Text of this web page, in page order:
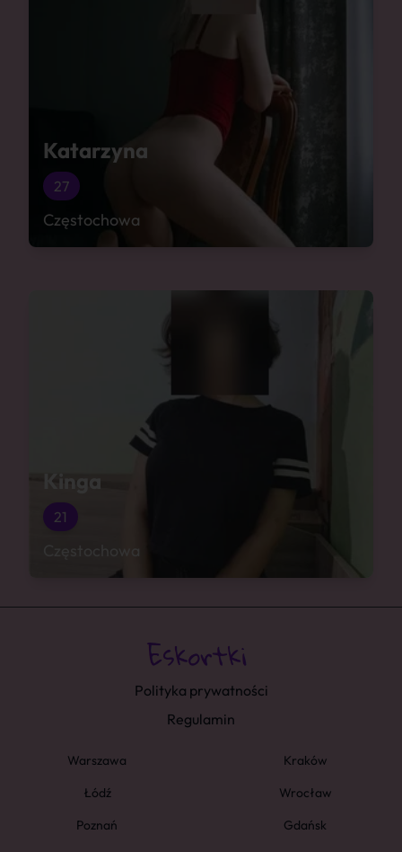
Katarzyna
27
Częstochowa
Kinga
21
Częstochowa
Polityka prywatności
Regulamin
Warszawa
Kraków
Łódź
Wrocław
Poznań
Gdańsk